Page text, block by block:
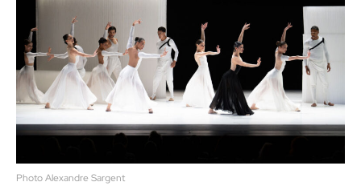
Photo Alexandre Sargent